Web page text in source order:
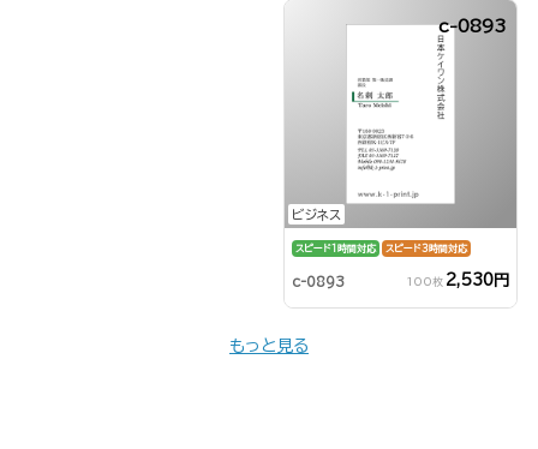
ビジネス
c-0893
スピード1時間対応 スピード3時間対応
c-0893 100枚 2,530円
もっと見る